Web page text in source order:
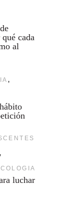
cada
al
,
,
luchar